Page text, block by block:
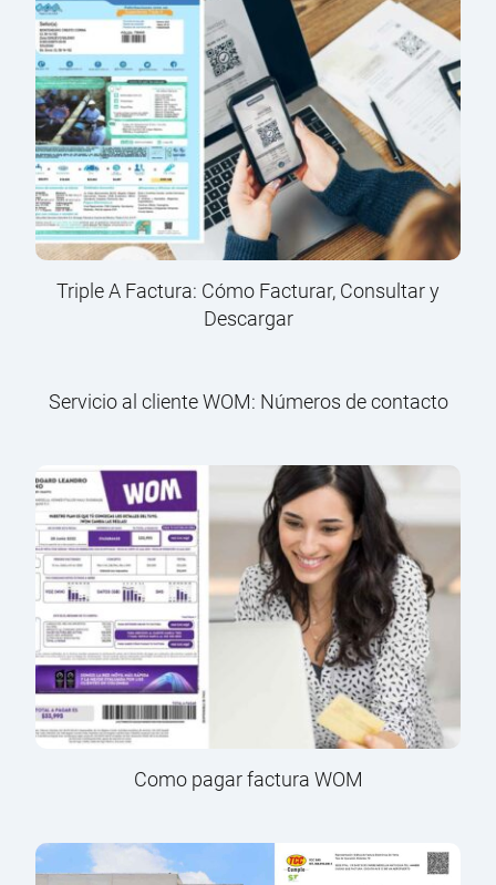
Triple A Factura: Cómo Facturar, Consultar y
Descargar
Servicio al cliente WOM: Números de contacto
Como pagar factura WOM